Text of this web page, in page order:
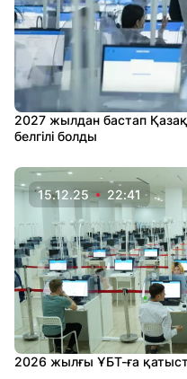
2027 жылдан бастап
белгілі болды
15.12.25 22:41
2026 жылғы ҰБТ-ға